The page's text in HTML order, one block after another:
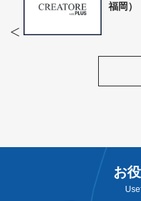
福岡）
お